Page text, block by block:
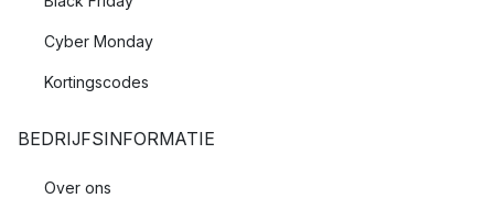
Cyber Monday
Kortingscodes
BEDRIJFSINFORMATIE
Over ons